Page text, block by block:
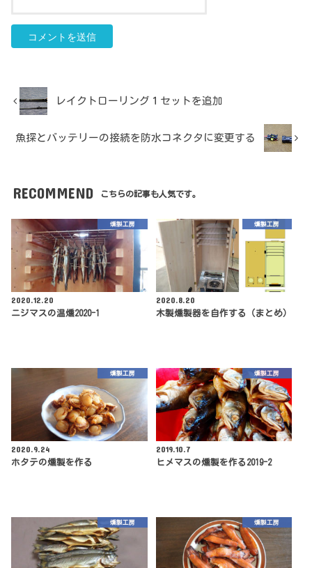
レイクトローリング１セットを追加
魚探とバッテリーの接続を防水コネクタに変更する
RECOMMEND こちらの記事も人気です。
燻製工房
2020.12.20
ニジマスの温燻2020-1
燻製工房
2020.8.20
木製燻製器を自作する（まとめ）
燻製工房
2020.9.24
ホタテの燻製を作る
燻製工房
2019.10.7
ヒメマスの燻製を作る2019-2
燻製工房 燻製工房